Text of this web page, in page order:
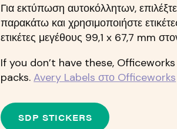
Για εκτύπωση αυτοκόλλητων,
παρακάτω και χρησιμοποιήστε
ετικέτες μεγέθους 99,1 x 67,7 mm
If you don’t have these,
packs.Avery Labels στο Officeworks
SDP STICKERS